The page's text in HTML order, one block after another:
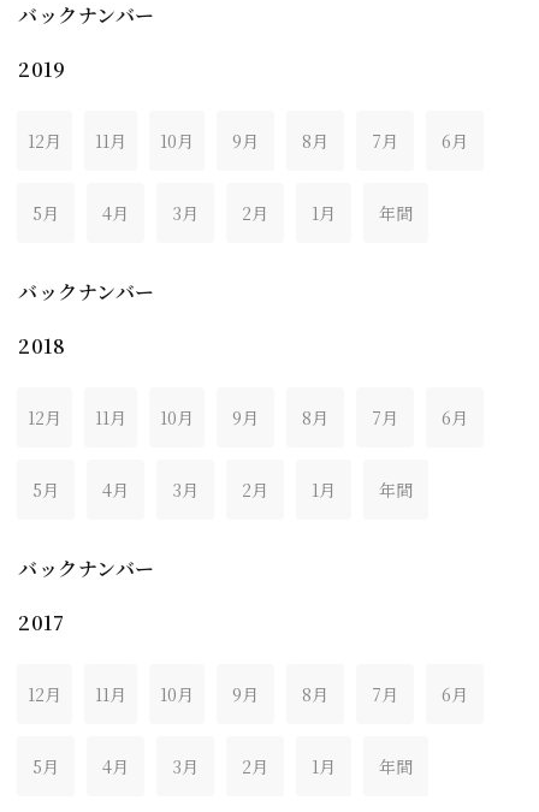
バックナンバー
2019
12月 11月 10月 9月 8月 7月 6月
5月 4月 3月 2月 1月 年間
バックナンバー
2018
12月 11月 10月 9月 8月 7月 6月
5月 4月 3月 2月 1月 年間
バックナンバー
2017
12月 11月 10月 9月 8月 7月 6月
5月 4月 3月 2月 1月 年間